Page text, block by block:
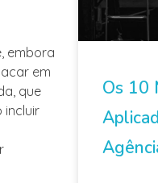
embora
em
que
incluir
Os 10